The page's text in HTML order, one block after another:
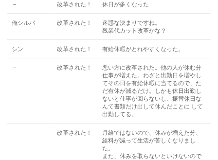
－ 改革された！ 休日が多くなった
俺シルバ 改革された！
迷惑な決まりですね。
残業代カット改革かな？
シン 改革された！ 有給休暇がとれやすくなった。
－ 改革された！
悪い方に改革された。他の人が休む分
仕事が増えた。わざと出勤日を増やし
てその日を有給休暇に当てるので、た
だ有休が減るだけ。しかも休日出勤し
ないと仕事が回らないし、振替休日な
んて書類だけ出して休んだことに して
出勤してる。
－ 改革された！
月給ではないので、休みが増えた分、
給料が減って生活が苦しくなりまし
た。
また、休みを取らないといけないので